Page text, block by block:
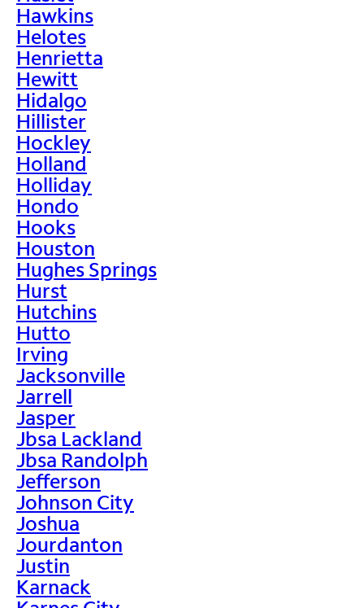
Hawkins
Helotes
Henrietta
Hewitt
Hidalgo
Hillister
Hockley
Holland
Holliday
Hondo
Hooks
Houston
Hughes Springs
Hurst
Hutchins
Hutto
Irving
Jacksonville
Jarrell
Jasper
Jbsa Lackland
Jbsa Randolph
Jefferson
Johnson City
Joshua
Jourdanton
Justin
Karnack